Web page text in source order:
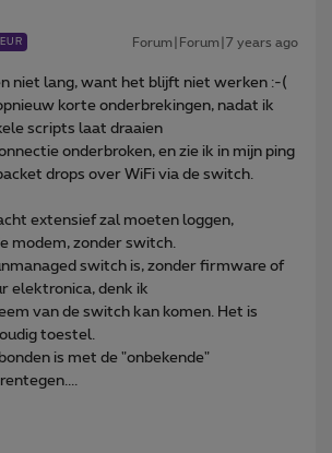
Forum|Forum|7 years ago
niet lang, want het blijft niet werken :-(
korte onderbrekingen, nadat ik
scripts laat draaien
onderbroken, en zie ik in mijn ping
drops over WiFi via de switch.
extensief zal moeten loggen,
modem, zonder switch.
switch is, zonder firmware of
elektronica, denk ik
van de switch kan komen. Het is
toestel.
is met de "onbekende"